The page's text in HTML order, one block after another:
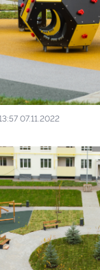
07.11.2022
Ход